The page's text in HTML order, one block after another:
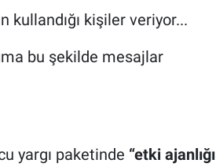
kullandığı kişiler veriyor...
bu şekilde mesajlar
yargı paketinde “etki ajanlığı